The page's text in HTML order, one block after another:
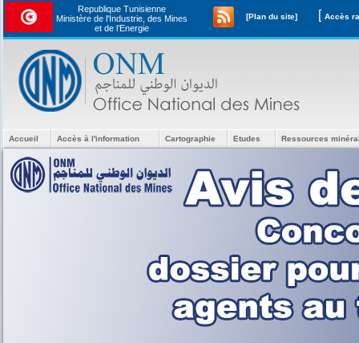
Republique Tunisienne
Ministère de l'Industrie, des Mines
et de l’Energie
[Plan du site] [
Accueil Accès à l'information Cartographie Etudes Ressources